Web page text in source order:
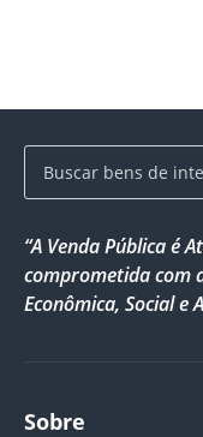
“A Venda Pública é
comprometida com
Econômica, Social e
Sobre